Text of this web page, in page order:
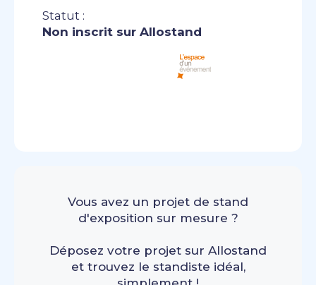
Statut :
Non inscrit sur Allostand
Vous avez un projet de stand
d'exposition sur mesure ?
Déposez votre projet sur Allostand
et trouvez le standiste idéal,